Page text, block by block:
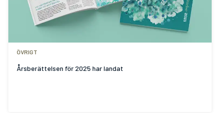
ÖVRIGT
Årsberättelsen för 2025 har landat